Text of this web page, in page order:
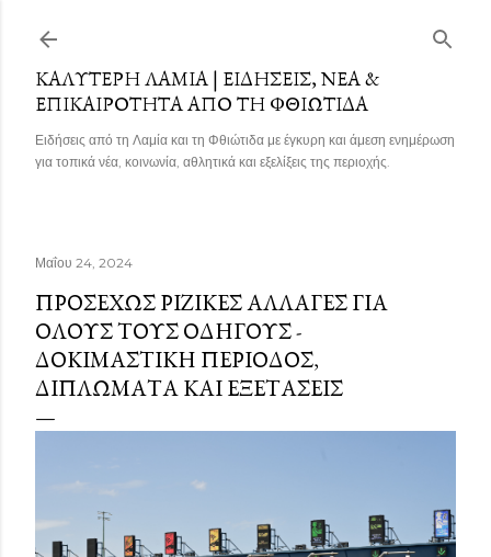
ΚΑΛΎΤΕΡΗ ΛΑΜΊΑ | ΕΙΔΉΣΕΙΣ, ΝΈΑ &
ΕΠΙΚΑΙΡΌΤΗΤΑ ΑΠΌ ΤΗ ΦΘΙΏΤΙΔΑ
Ειδήσεις από τη Λαμία και τη Φθιώτιδα με έγκυρη και άμεση ενημέρωση
για τοπικά νέα, κοινωνία, αθλητικά και εξελίξεις της περιοχής.
Μαΐου 24, 2024
ΠΡΟΣΕΧΏΣ ΡΙΖΙΚΈΣ ΑΛΛΑΓΈΣ ΓΙΑ
ΌΛΟΥΣ ΤΟΥΣ ΟΔΗΓΟΎΣ -
ΔΟΚΙΜΑΣΤΙΚΉ ΠΕΡΊΟΔΟΣ,
ΔΙΠΛΏΜΑΤΑ ΚΑΙ ΕΞΕΤΆΣΕΙΣ